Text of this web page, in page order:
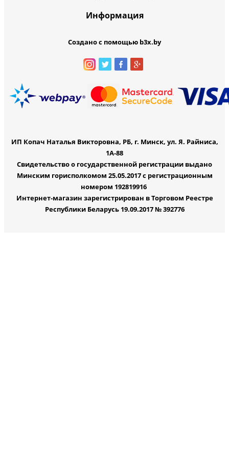
Информация
Создано с помощью b3x.by
ИП Копач Наталья Викторовна, РБ, г. Минск, ул. Я. Райниса,
1А-88
Свидетельство о государственной регистрации выдано
Минским горисполкомом 25.05.2017 с регистрационным
номером 192819916
Интернет-магазин зарегистрирован в Торговом Реестре
Республики Беларусь 19.09.2017 № 392776